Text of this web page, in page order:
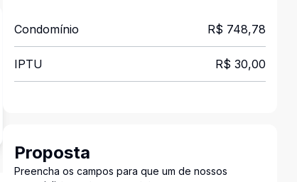
Condomínio R$ 748,78
IPTU R$ 30,00
Proposta
Preencha os campos para que um de nossos